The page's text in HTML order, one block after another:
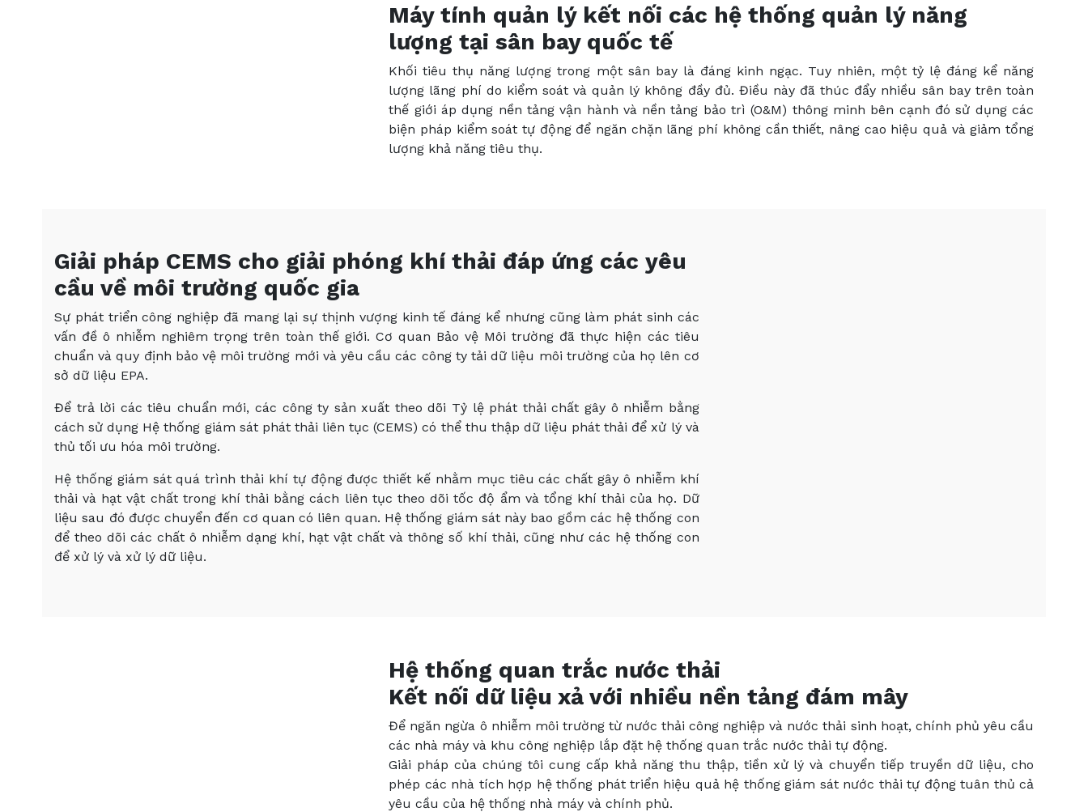
Máy tính quản lý kết nối các hệ thống quản lý năng
lượng tại sân bay quốc tế
Khối tiêu thụ năng lượng trong một sân bay là đáng kinh ngạc. Tuy nhiên, một tỷ lệ đáng kể năng
lượng lãng phí do kiểm soát và quản lý không đầy đủ. Điều này đã thúc đẩy nhiều sân bay trên toàn
thế giới áp dụng nền tảng vận hành và nền tảng bảo trì (O&M) thông minh bên cạnh đó sử dụng các
biện pháp kiểm soát tự động để ngăn chặn lãng phí không cần thiết, nâng cao hiệu quả và giảm tổng
lượng khả năng tiêu thụ.
Giải pháp CEMS cho giải phóng khí thải đáp ứng các yêu
cầu về môi trường quốc gia
Sự phát triển công nghiệp đã mang lại sự thịnh vượng kinh tế đáng kể nhưng cũng làm phát sinh các
vấn đề ô nhiễm nghiêm trọng trên toàn thế giới. Cơ quan Bảo vệ Môi trường đã thực hiện các tiêu
chuẩn và quy định bảo vệ môi trường mới và yêu cầu các công ty tải dữ liệu môi trường của họ lên cơ
sở dữ liệu EPA.
Để trả lời các tiêu chuẩn mới, các công ty sản xuất theo dõi Tỷ lệ phát thải chất gây ô nhiễm bằng
cách sử dụng Hệ thống giám sát phát thải liên tục (CEMS) có thể thu thập dữ liệu phát thải để xử lý và
thủ tối ưu hóa môi trường.
Hệ thống giám sát quá trình thải khí tự động được thiết kế nhằm mục tiêu các chất gây ô nhiễm khí
thải và hạt vật chất trong khí thải bằng cách liên tục theo dõi tốc độ ẩm và tổng khí thải của họ. Dữ
liệu sau đó được chuyển đến cơ quan có liên quan. Hệ thống giám sát này bao gồm các hệ thống con
để theo dõi các chất ô nhiễm dạng khí, hạt vật chất và thông số khí thải, cũng như các hệ thống con
để xử lý và xử lý dữ liệu.
Hệ thống quan trắc nước thải
Kết nối dữ liệu xả với nhiều nền tảng đám mây
Để ngăn ngừa ô nhiễm môi trường từ nước thải công nghiệp và nước thải sinh hoạt, chính phủ yêu cầu
các nhà máy và khu công nghiệp lắp đặt hệ thống quan trắc nước thải tự động.
Giải pháp của chúng tôi cung cấp khả năng thu thập, tiền xử lý và chuyển tiếp truyền dữ liệu, cho
phép các nhà tích hợp hệ thống phát triển hiệu quả hệ thống giám sát nước thải tự động tuân thủ cả
yêu cầu của hệ thống nhà máy và chính phủ.